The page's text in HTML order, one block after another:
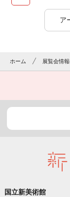
ア
ホーム 展覧会情
国立新美術館